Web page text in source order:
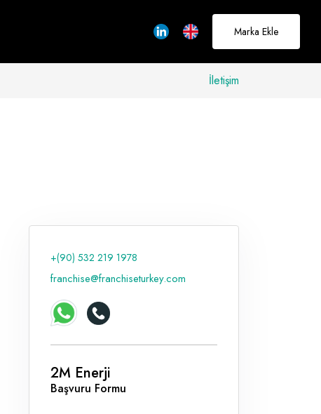
Hakkımızda
Marka Ekle
İletişim
+(90) 532 219 1978
franchise@franchiseturkey.com
2M Enerji
Başvuru Formu